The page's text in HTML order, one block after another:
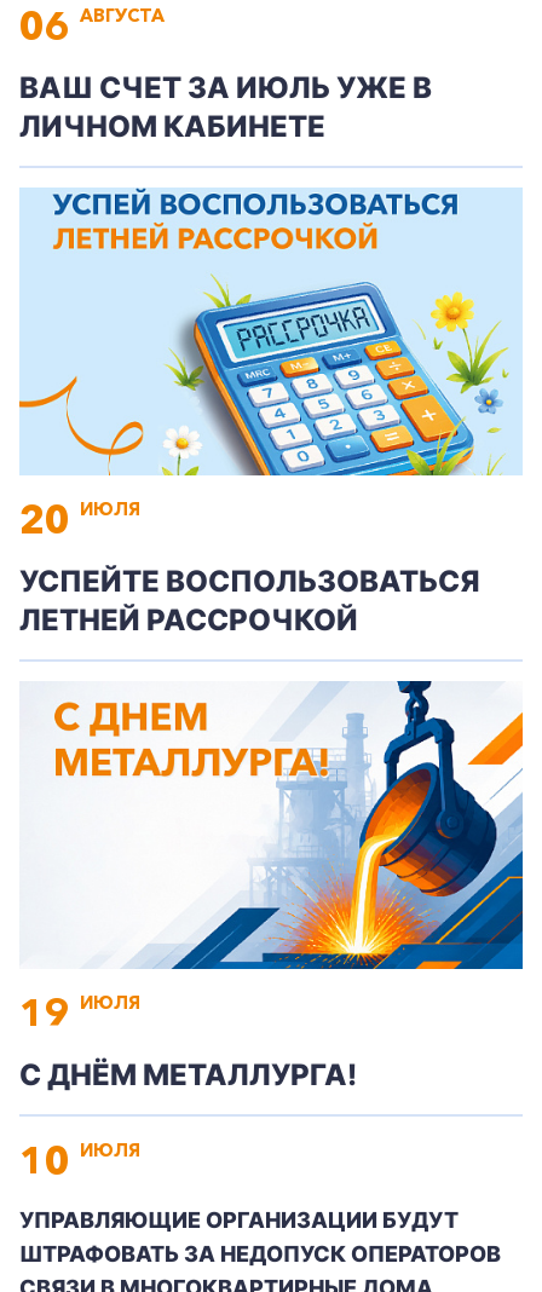
+7-800-700-24-57
Частным клиентам
06 АВГУСТА
ВАШ СЧЕТ ЗА ИЮЛЬ УЖЕ В
ЛИЧНОМ КАБИНЕТЕ
20 ИЮЛЯ
УСПЕЙТЕ ВОСПОЛЬЗОВАТЬСЯ
ЛЕТНЕЙ РАССРОЧКОЙ
19 ИЮЛЯ
С ДНЁМ МЕТАЛЛУРГА!
10 ИЮЛЯ
УПРАВЛЯЮЩИЕ ОРГАНИЗАЦИИ БУДУТ
ШТРАФОВАТЬ ЗА НЕДОПУСК ОПЕРАТОРОВ